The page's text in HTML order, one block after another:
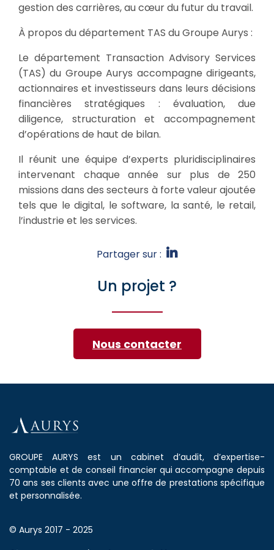
gestion des carrières, au cœur du futur du travail.
À propos du département TAS du Groupe Aurys :
Le département Transaction Advisory Services
(TAS) du Groupe Aurys accompagne dirigeants,
actionnaires et investisseurs dans leurs décisions
financières stratégiques : évaluation, due
diligence, structuration et accompagnement
d’opérations de haut de bilan.
Il réunit une équipe d’experts pluridisciplinaires
intervenant chaque année sur plus de 250
missions dans des secteurs à forte valeur ajoutée
tels que le digital, le software, la santé, le retail,
l’industrie et les services.
Partager sur :
Un projet ?
Nous contacter
GROUPE AURYS est un cabinet d’audit, d’expertise-
comptable et de conseil financier qui accompagne depuis
70 ans ses clients avec une offre de prestations spécifique
et personnalisée.
© Aurys 2017 - 2025